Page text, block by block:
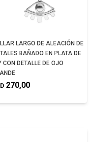
LARGO DE ALEACIÓN DE
BAÑADO EN PLATA DE
CON DETALLE DE OJO
270,00